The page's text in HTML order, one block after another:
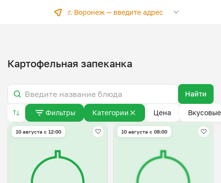
г. Воронеж —введите адрес
Картофельная запеканка
Найти
Фильтры Категории Цена
10 августа с 12:00 10 августа с 08:00